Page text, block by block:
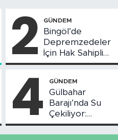
2 GÜNDEM
Bingöl’de
Depremzedeler
İçin Hak Sahipliği
Askı Süreci
4 GÜNDEM
Gülbahar
Barajı’nda Su
Çekiliyor:
Piknikçi Sayısı
Azaldı